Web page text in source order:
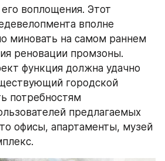
воплощения. Этот
вполне
миновать на самом раннем
реновации промзоны.
функция должна удачно
городской
потребностям
предлагаемых
офисы, апартаменты, музей